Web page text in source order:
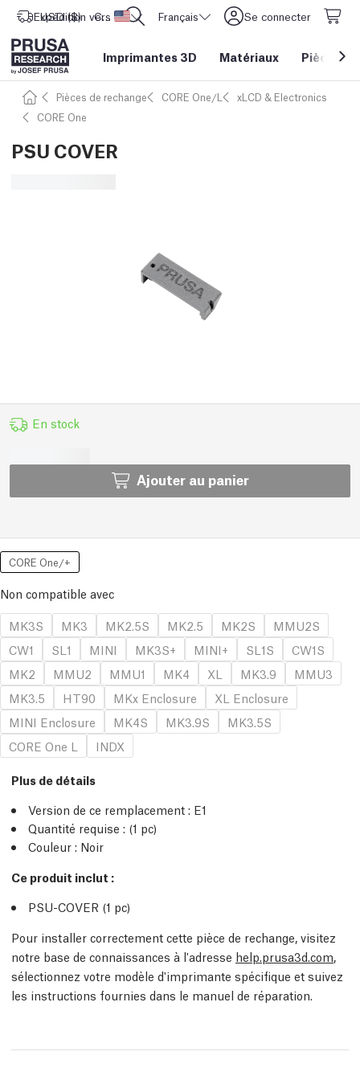
Expédition vers Etats-Unis d'Amérique
USD ($) CORE One L: Maintenant en stock ! Français Se connecter
Imprimantes 3D Matériaux Pièces&
Pièces de rechange CORE One/L
xLCD & Electronics
CORE One
PSU COVER
En stock
Ajouter au panier
CORE One/+
Non compatible avec
MK3S
MK3 MK2.5S MK2.5 MK2S
MMU2S
CW1
SL1 MINI MK3S+ MINI+ SL1S
CW1S
MK2
MMU2 MMU1 MK4 XL MK3.9
MMU3
MK3.5
HT90 MKx Enclosure
XL Enclosure
MINI Enclosure
MK4S MK3.9S
MK3.5S
CORE One L
INDX
Plus de détails
Version de ce remplacement : E1
Quantité requise : (1 pc)
Couleur : Noir
Ce produit inclut :
PSU-COVER (1 pc)
Pour installer correctement cette pièce de rechange, visitez
notre base de connaissances à l'adresse help.prusa3d.com,
sélectionnez votre modèle d'imprimante spécifique et suivez
les instructions fournies dans le manuel de réparation.